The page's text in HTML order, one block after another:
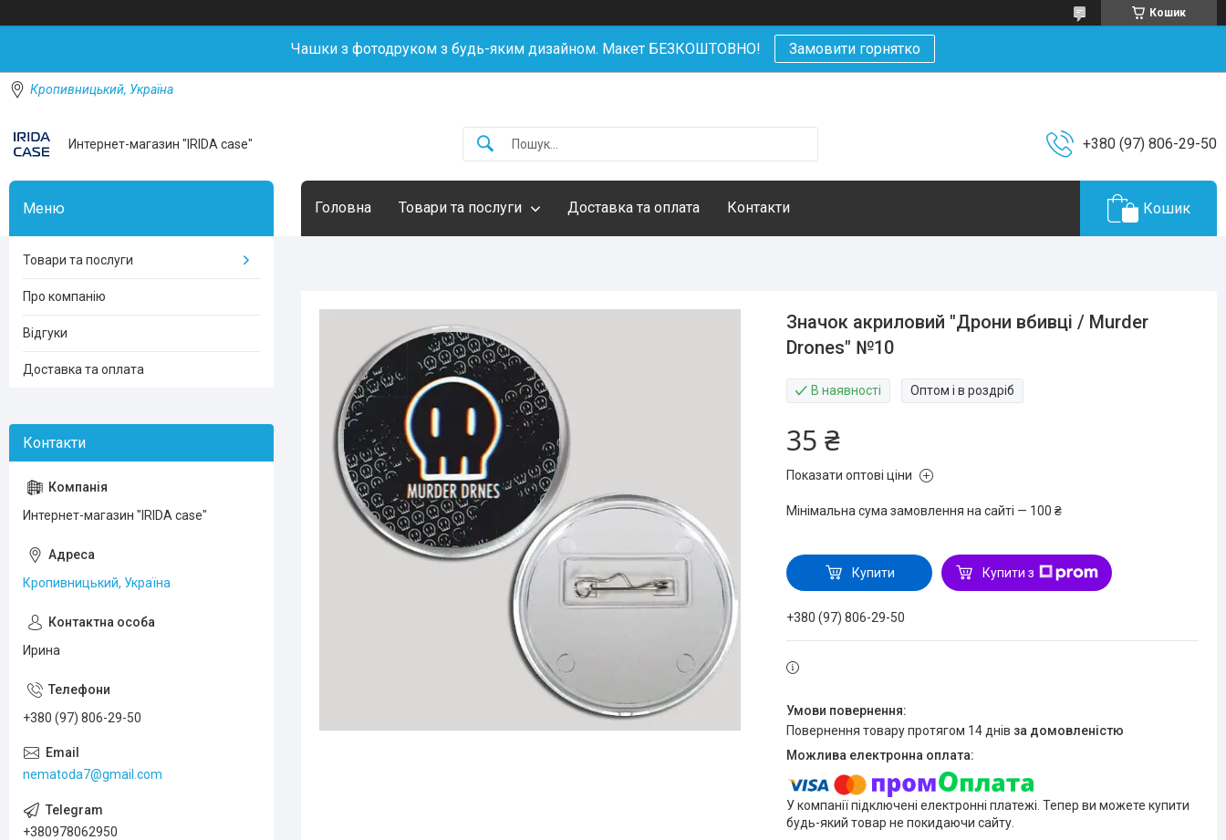
Кошик
Чашки з фотодруком з будь-яким дизайном. Макет БЕЗКОШТОВНО! Замовити горнятко
Кропивницький, Україна
Интернет-магазин "IRIDA case" +380 (97) 806-29-50
Головна Товари та послуги Доставка та оплата Контакти Кошик
Значок акриловий "Дрони вбивці / Murder
Drones" №10
В наявності Оптом і в роздріб
35 ₴
Показати оптові ціни
Мінімальна сума замовлення на сайті — 100 ₴
Купити Купити з
+380 (97) 806-29-50
повернення товару протягом 14 днів за домовленістю
У компанії підключені електронні платежі. Тепер ви можете купити
будь-який товар не покидаючи сайту.
Товари та послуги
Про компанію
Відгуки
Доставка та оплата
Интернет-магазин "IRIDA case"
Кропивницький, Україна
Ирина
+380 (97) 806-29-50
nematoda7@gmail.com
+380978062950